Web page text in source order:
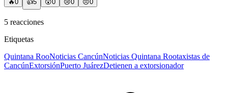
🔥0 👍5 😲0 😢0 😠0
5 reacciones
Etiquetas
Quintana RooNoticias CancúnNoticias Quintana Rootaxistas de
CancúnExtorsiónPuerto JuárezDetienen a extorsionador